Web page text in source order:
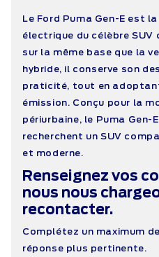
Le Ford Puma Gen-E est
électrique du célèbre
sur la même base que la
hybride, il conserve son
praticité, tout en
émission. Conçu pour la
périurbaine, le Puma Gen-
recherchent un SUV
et moderne.
Renseignez vos
nous nous
recontacter.
Complétez un maximum
réponse plus pertinente.